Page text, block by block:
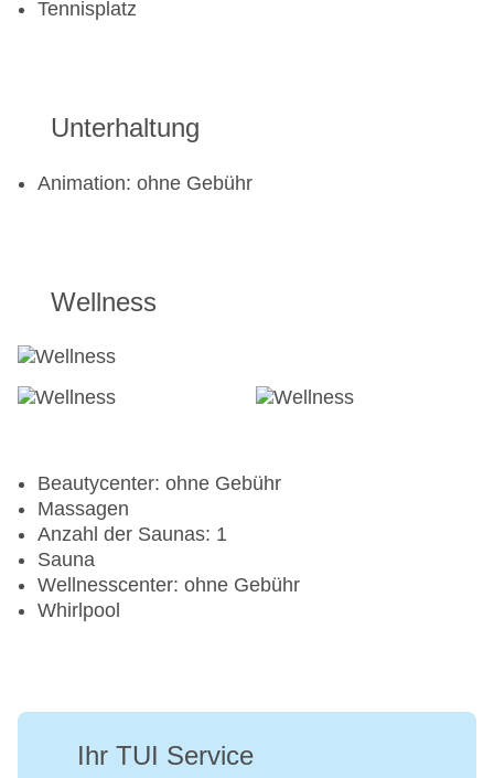
Tennisplatz
Unterhaltung
Animation: ohne Gebühr
Wellness
Beautycenter: ohne Gebühr
Massagen
Anzahl der Saunas: 1
Sauna
Wellnesscenter: ohne Gebühr
Whirlpool
Ihr TUI Service